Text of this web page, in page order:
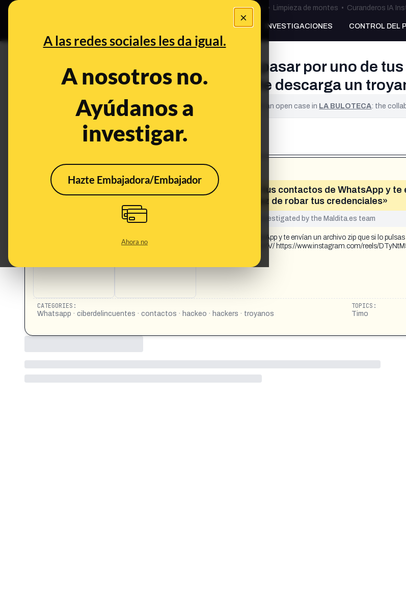
×
A las redes sociales les da igual.
A nosotros no.
Ayúdanos a
investigar.
Hazte Embajadora/Embajador
Ahora no
Bulos Ceuta • Limpieza de montes • Curanderos IA
PREBUNKING INVESTIGACIONES CONTROL DEL
¿Los ciberdelincuentes se hacen pasar por uno de
un archivo zip que si lo pulsas se te descarga un
This content has NOT yet been verified. It is an open case in LA BULOTECA: the
What's being said:
«Los ciberdelincuentes se hacen pasar por uno de tus contactos de WhatsApp y te
zip que si lo pulsas se te descarga un troyano capaz de robar tus credenciales»
This content has not yet been investigated by the Maldita.es team
Los ciberdelincuentes se hacen pasar por uno de tus contactos de WhatsApp y te envían un archivo zip que si lo
troyano capaz de robar tus credenciales https://vm.tiktok.com/ZNRyE1sYV/ https://www.instagram.com/reels/
CATEGORIES:
Whatsapp · ciberdelincuentes · contactos · hackeo · hackers · troyanos
TOPICS:
Timo